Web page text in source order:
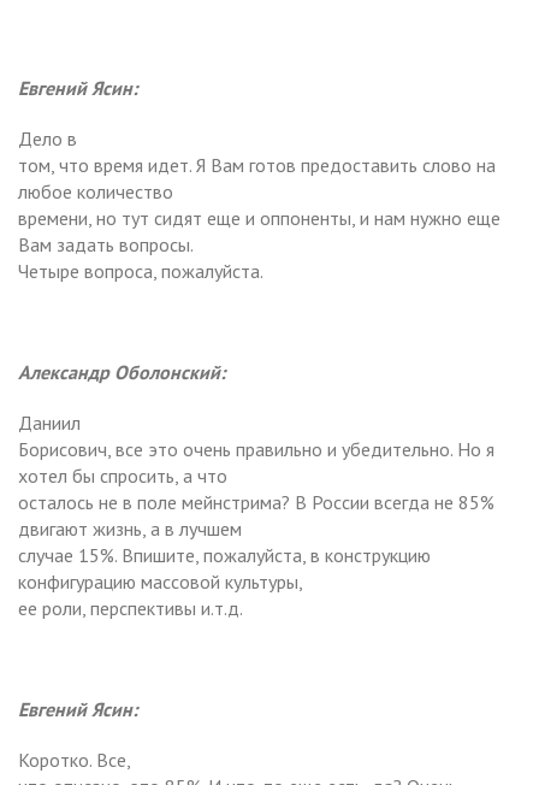
Евгений Ясин:
Дело в
том, что время идет. Я Вам готов предоставить слово на
любое количество
времени, но тут сидят еще и оппоненты, и нам нужно еще
Вам задать вопросы.
Четыре вопроса, пожалуйста.
Александр Оболонский:
Даниил
Борисович, все это очень правильно и убедительно. Но я
хотел бы спросить, а что
осталось не в поле мейнстрима? В России всегда не 85%
двигают жизнь, а в лучшем
случае 15%. Впишите, пожалуйста, в конструкцию
конфигурацию массовой культуры,
ее роли, перспективы и.т.д.
Евгений Ясин:
Коротко. Все,